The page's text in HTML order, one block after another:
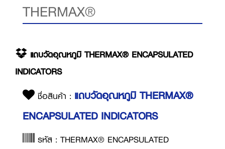
THERMAX®
แถบวัดอุณหภูมิ THERMAX® ENCAPSULATED
INDICATORS
ชื่อสินค้า : แถบวัดอุณหภูมิ THERMAX®
ENCAPSULATED INDICATORS
รหัส : THERMAX® ENCAPSULATED